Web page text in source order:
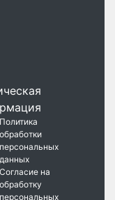
Политика
обработки
персональных
данных
Согласие на
обработку
персональных